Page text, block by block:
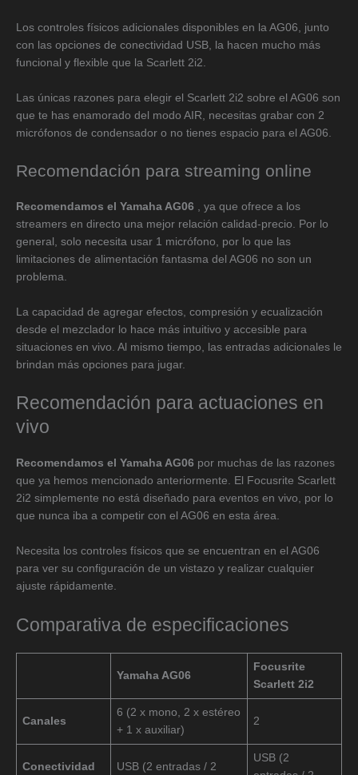
Los controles físicos adicionales disponibles en la AG06, junto
con las opciones de conectividad USB, la hacen mucho más
funcional y flexible que la Scarlett 2i2.
Las únicas razones para elegir el Scarlett 2i2 sobre el AG06 son
que te has enamorado del modo AIR, necesitas grabar con 2
micrófonos de condensador o no tienes espacio para el AG06.
Recomendación para streaming online
Recomendamos el Yamaha AG06 , ya que ofrece a los
streamers en directo una mejor relación calidad-precio. Por lo
general, solo necesita usar 1 micrófono, por lo que las
limitaciones de alimentación fantasma del AG06 no son un
problema.
La capacidad de agregar efectos, compresión y ecualización
desde el mezclador lo hace más intuitivo y accesible para
situaciones en vivo. Al mismo tiempo, las entradas adicionales le
brindan más opciones para jugar.
Recomendación para actuaciones en
vivo
Recomendamos el Yamaha AG06 por muchas de las razones
que ya hemos mencionado anteriormente. El Focusrite Scarlett
2i2 simplemente no está diseñado para eventos en vivo, por lo
que nunca iba a competir con el AG06 en esta área.
Necesita los controles físicos que se encuentran en el AG06
para ver su configuración de un vistazo y realizar cualquier
ajuste rápidamente.
Comparativa de especificaciones
Yamaha AG06
Focusrite
Scarlett 2i2
Canales
6 (2 x mono, 2 x estéreo
+ 1 x auxiliar)
2
Conectividad USB (2 entradas / 2
USB (2